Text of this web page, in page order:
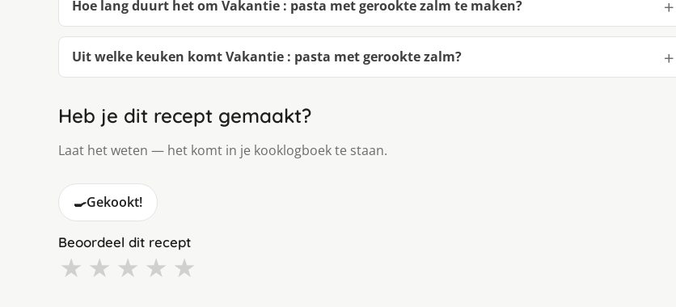
Hoe lang duurt het om Vakantie : pasta met gerookte zalm te maken?
Uit welke keuken komt Vakantie : pasta met gerookte zalm?
Heb je dit recept gemaakt?
Laat het weten — het komt in je kooklogboek te staan.
🍳Gekookt!
Beoordeel dit recept
★ ★ ★ ★ ★